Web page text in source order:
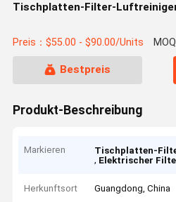
Tischplatten-Filter-Luftreiniger
Preis：$55.00 - $90.00/Units
Bestpreis
Produkt-Beschreibung
Markieren
Tischplatten-
, Elektrischer
Herkunftsort Guangdong, China